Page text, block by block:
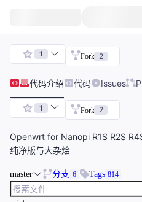
1 Fork 2
代码介绍 代码 Issues
1 Fork 2
Openwrt for Nanopi R1S R2S
纯净版与大杂烩
master 分支 6 Tags 814